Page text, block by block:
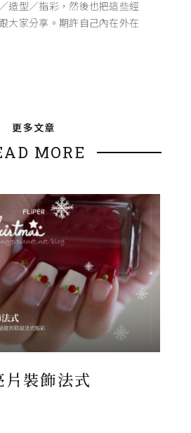
造型／指彩，然後也把這些經
大家分享。期許自己內在外在
更多文章
MORE
裝飾法式